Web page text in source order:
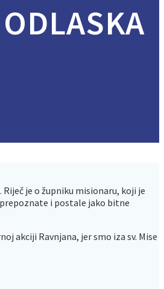
je o župniku misionaru, koji je
i postale jako bitne
akciji Ravnjana, jer smo iza sv. Mise